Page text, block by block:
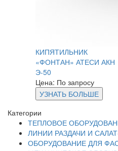
КИПЯТИЛЬНИК
«ФОНТАН» АТЕСИ АКН
Э-50
Цена: По запросу
УЗНАТЬ БОЛЬШЕ
Категории
ТЕПЛОВОЕ
ЛИНИИ РАЗДАЧИ И
ОБОРУДОВАНИЕ ДЛЯ